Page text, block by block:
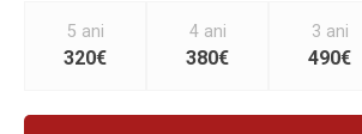
5 ani
320€
4 ani
380€
3 ani
490€